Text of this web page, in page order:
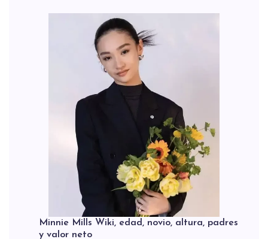
Minnie Mills Wiki, edad, novio, altura, padres
y valor neto